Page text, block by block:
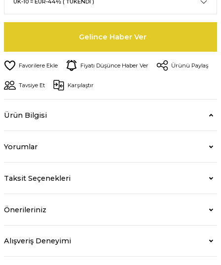
Gelince Haber Ver
Fiyatı Düşünce Haber Ver Ürünü Paylaş
Tavsiye Et Karşılaştır
Ürün Bilgisi
Yorumlar
Taksit Seçenekleri
Önerileriniz
Alışveriş Deneyimi